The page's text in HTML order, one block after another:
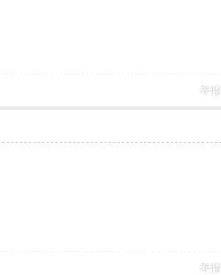
举报
举报